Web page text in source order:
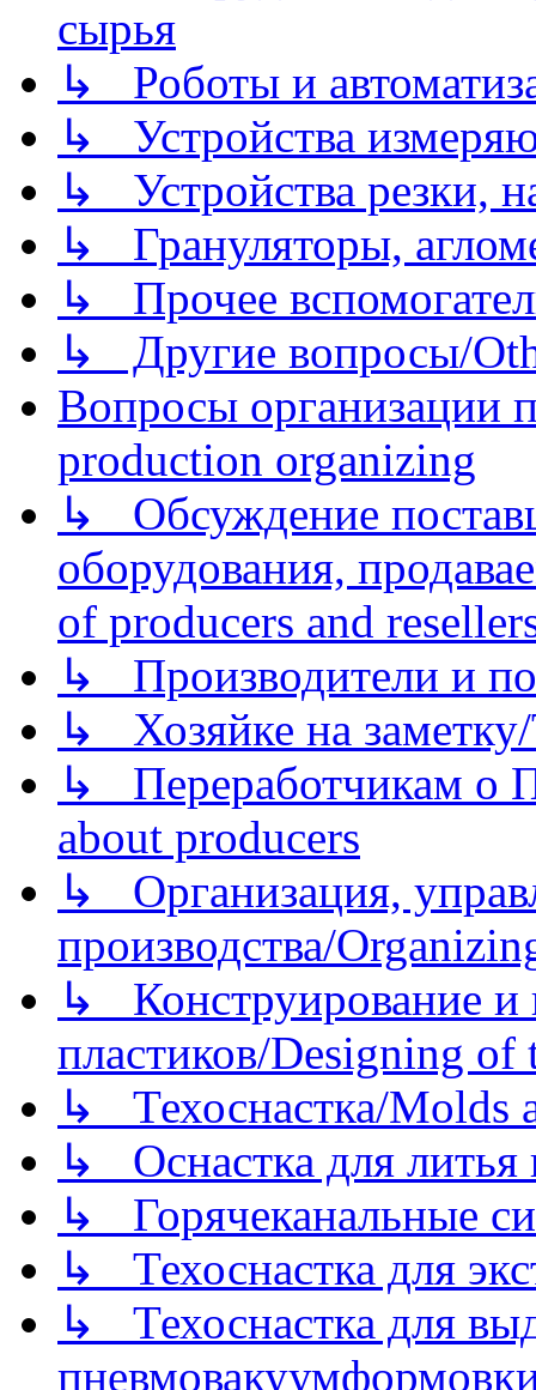
сырья
↳ Роботы и
↳ Устройства
↳ Устройства резки,
↳ Грануляторы,
↳ Прочее
↳ Другие вопросы/
Вопросы организации
production organizing
↳ Обсуждение
оборудования,
of producers and
↳ Производители и
↳ Хозяйке на
↳ Переработчикам о
about producers
↳ Организация,
производства/
↳ Конструирование и
пластиков/Designing of
↳ Техоснастка/Molds
↳ Оснастка для литья
↳ Горячеканальные
↳ Техоснастка для
↳ Техоснастка для